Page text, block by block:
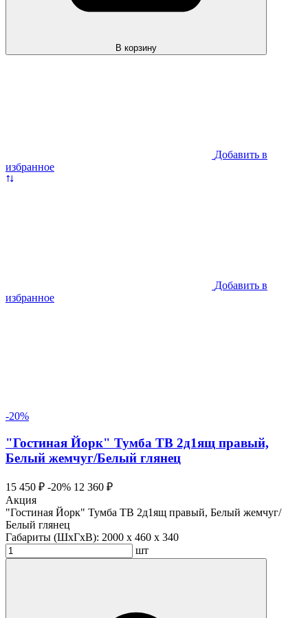
В корзину
Добавить в
избранное
Добавить в
избранное
-20%
"Гостиная Йорк" Тумба ТВ 2д1ящ правый,
Белый жемчуг/Белый глянец
15 450 ₽ -20% 12 360 ₽
Акция
"Гостиная Йорк" Тумба ТВ 2д1ящ правый, Белый жемчуг/
Белый глянец
Габариты (ШхГхВ): 2000 x 460 x 340
шт